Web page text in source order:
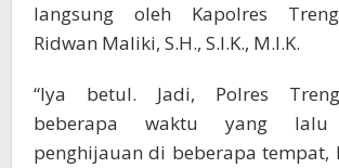
langsung oleh Kapolres
Ridwan Maliki, S.H., S.I.K., M.I.K.
“Iya betul. Jadi, Polres
beberapa waktu yang lalu
penghijauan di beberapa tempat,